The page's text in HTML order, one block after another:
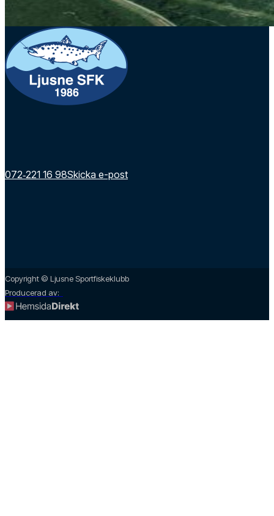
072‑221 16 98Skicka e-post
Copyright © Ljusne Sportfiskeklubb
Producerad av: